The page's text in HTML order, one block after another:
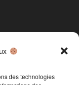
des technologies